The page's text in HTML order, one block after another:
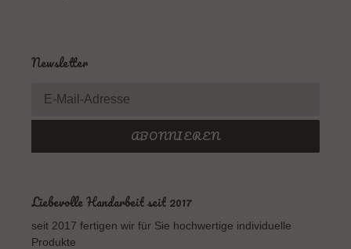
Newsletter
ABONNIEREN
Liebevolle Handarbeit seit 2017
seit 2017 fertigen wir für Sie hochwertige individuelle
Produkte